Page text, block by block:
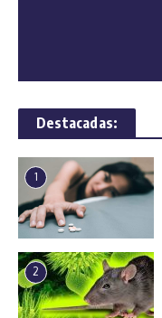
Destacadas:
1
2